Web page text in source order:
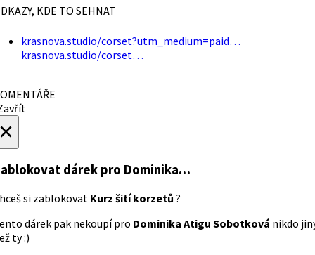
KDE TO SEHNAT
krasnova.studio/corset?utm_medium=paid…
krasnova.studio/corset…
dárek pro Dominika…
si zablokovat Kurz šití korzetů ?
dárek pak nekoupí pro Dominika Atigu Sobotková nikdo
ty :)